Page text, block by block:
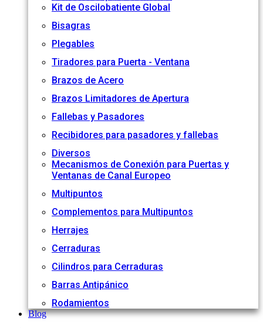
Kit de Oscilobatiente Global
Bisagras
Plegables
Tiradores para Puerta - Ventana
Brazos de Acero
Brazos Limitadores de Apertura
Fallebas y Pasadores
Recibidores para pasadores y fallebas
Diversos
Mecanismos de Conexión para Puertas y
Ventanas de Canal Europeo
Multipuntos
Complementos para Multipuntos
Herrajes
Cerraduras
Cilindros para Cerraduras
Barras Antipánico
Rodamientos
Blog